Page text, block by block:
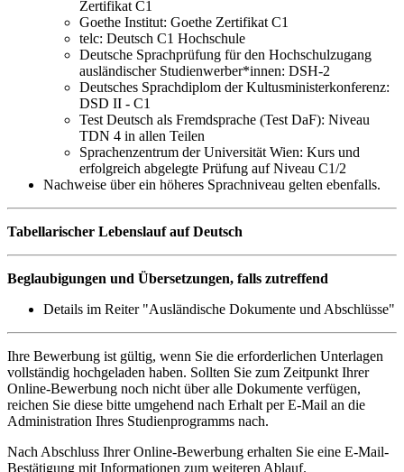
Zertifikat C1
Goethe Institut: Goethe Zertifikat C1
telc: Deutsch C1 Hochschule
Deutsche Sprachprüfung für den Hochschulzugang
ausländischer Studienwerber*innen: DSH-2
Deutsches Sprachdiplom der Kultusministerkonferenz:
DSD II - C1
Test Deutsch als Fremdsprache (Test DaF): Niveau
TDN 4 in allen Teilen
Sprachenzentrum der Universität Wien: Kurs und
erfolgreich abgelegte Prüfung auf Niveau C1/2
Nachweise über ein höheres Sprachniveau gelten ebenfalls.
Tabellarischer Lebenslauf auf Deutsch
Beglaubigungen und Übersetzungen, falls zutreffend
Details im Reiter "Ausländische Dokumente und Abschlüsse"
Ihre Bewerbung ist gültig, wenn Sie die erforderlichen Unterlagen
vollständig hochgeladen haben. Sollten Sie zum Zeitpunkt Ihrer
Online-Bewerbung noch nicht über alle Dokumente verfügen,
reichen Sie diese bitte umgehend nach Erhalt per E-Mail an die
Administration Ihres Studienprogramms nach.
Nach Abschluss Ihrer Online-Bewerbung erhalten Sie eine E-Mail-
Bestätigung mit Informationen zum weiteren Ablauf.